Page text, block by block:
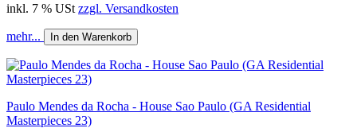
inkl. 7 % USt zzgl. Versandkosten
mehr... In den Warenkorb
Paulo Mendes da Rocha - House Sao Paulo (GA Residential
Masterpieces 23)